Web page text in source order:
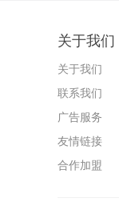
关于我们
关于我们
联系我们
广告服务
友情链接
合作加盟